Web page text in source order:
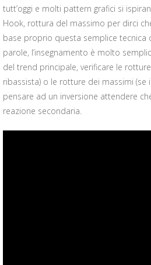
tutt’oggi e molti pattern grafici si
Hook, rottura del massimo per dirci
base proprio questa semplice tecnica
parole, l’insegnamento è molto
del trend principale, verificare le
ribassista) o le rotture dei massimi (se
pensare ad un inversione attendere
reazione secondaria.